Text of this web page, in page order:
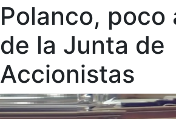
Polanco, poco
de la Junta de
Accionistas